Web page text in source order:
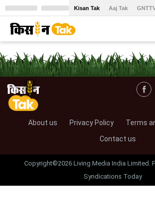
Kisan Tak Aaj Tak
About us Privacy Policy
Terms
Contact us
Copyright©2026 Living Media India Limited.
Syndications Today